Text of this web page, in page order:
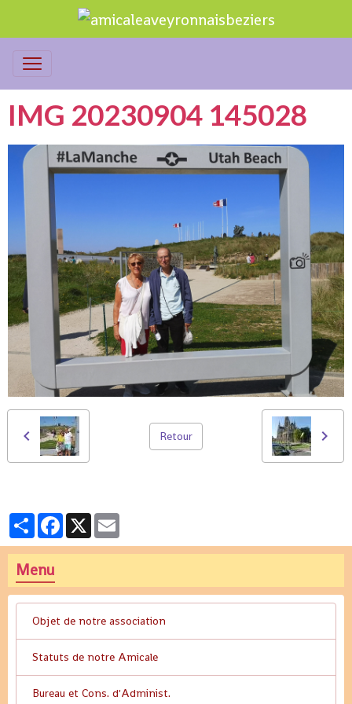
IMG 20230904 145028
Retour
PartagerFacebook
X
Menu
Objet de notre association
Statuts de notre Amicale
Bureau et Cons. d'Administ.